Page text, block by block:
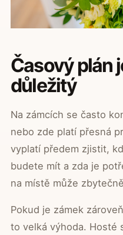
Časový plán
důležitý
Na zámcích se často
nebo zde platí přesná
vyplatí předem zjistit,
budete mít a zda je
na místě může
Pokud je zámek
to velká výhoda. Hosté